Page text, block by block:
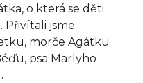
o která se děti
Přivítali jsme
morče Agátku
psa Marlyho